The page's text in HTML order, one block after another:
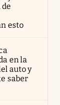
esto
en la
auto y
saber